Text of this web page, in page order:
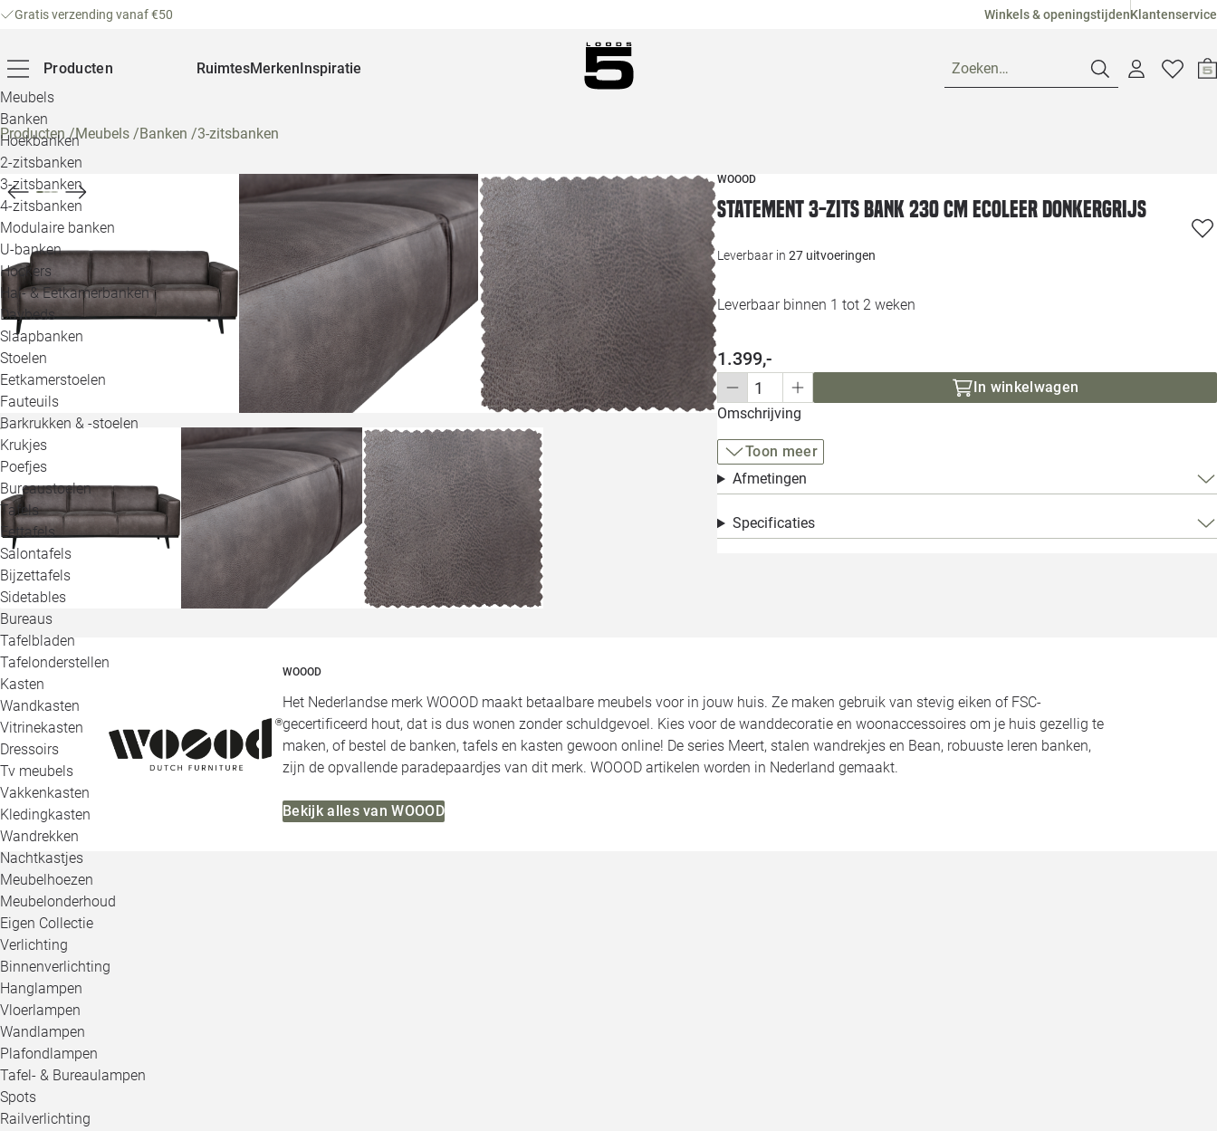
Gratis verzending vanaf €50 Winkels & openingstijdenKlantenservice
Producten
Meubels
Banken
Hoekbanken
2-zitsbanken
3-zitsbanken
4-zitsbanken
Modulaire banken
U-banken
Hockers
Hal- & Eetkamerbanken
Daybeds
Slaapbanken
Stoelen
Eetkamerstoelen
Fauteuils
Barkrukken & -stoelen
Krukjes
Poefjes
Bureaustoelen
Tafels
Eettafels
Salontafels
Bijzettafels
Sidetables
Bureaus
Tafelbladen
Tafelonderstellen
Kasten
Wandkasten
Vitrinekasten
Dressoirs
Tv meubels
Vakkenkasten
Kledingkasten
Wandrekken
Nachtkastjes
Meubelhoezen
Meubelonderhoud
Eigen Collectie
Verlichting
Binnenverlichting
Hanglampen
Vloerlampen
Wandlampen
Plafondlampen
Tafel- & Bureaulampen
Spots
Railverlichting
RuimtesMerkenInspiratie Zoeken…
Pagina suggesties
Loods 5
Loods 5
Alle
Producten/Meubels /Banken /3-zitsbanken
WOOOD
Statement 3-zits bank 230 cm ecoleer donkergrijs
Leverbaar in 27 uitvoeringen
Leverbaar binnen 1 tot 2 weken
1.399,-
In winkelwagen
Omschrijving
Toon meer
Afmetingen
Specificaties
WOOOD
Het Nederlandse merk WOOOD maakt betaalbare meubels voor in jouw huis. Ze maken gebruik van stevig eiken of FSC-
gecertificeerd hout, dat is dus wonen zonder schuldgevoel. Kies voor de wanddecoratie en woonaccessoires om je huis gezellig te
maken, of bestel de banken, tafels en kasten gewoon online! De series Meert, stalen wandrekjes en Bean, robuuste leren banken,
zijn de opvallende paradepaardjes van dit merk. WOOOD artikelen worden in Nederland gemaakt.
Bekijk alles van WOOOD